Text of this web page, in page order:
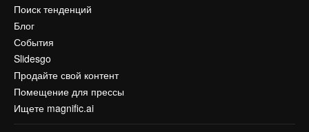
Поиск тенденций
Блог
События
Slidesgo
Продайте свой контент
Помещение для прессы
Ищете magnific.ai